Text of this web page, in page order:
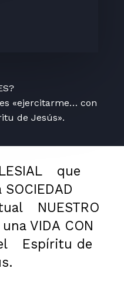
«ejercitarme… con
de Jesús».
que
NUESTRO
VIDA CON
Espíritu de